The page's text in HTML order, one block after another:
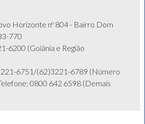
Horizonte nº 804 - Bairro Dom
770
6200 (Goiânia e Região
6751/(62)3221-6789 (Número
0800 642 6598 (Demais